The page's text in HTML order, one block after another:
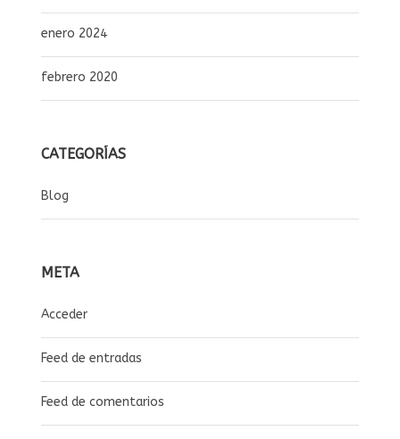
enero 2024
febrero 2020
CATEGORÍAS
Blog
META
Acceder
Feed de entradas
Feed de comentarios